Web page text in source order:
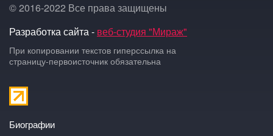
© 2016-2022 Все права защищены
Разработка сайта - веб-студия "Мираж"
При копировании текстов гиперссылка на
страницу-первоисточник обязательна
Биографии